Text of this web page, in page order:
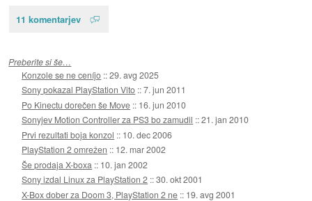
11 komentarjev
Preberite si še…
Konzole se ne ceníjo ::29. avg 2025
Sony pokazal PlayStation Vito ::7. jun 2011
Po Kinectu dorečen še Move :: 16. jun 2010
Sonyjev Motion Controller za PS3 bo zamudil ::21. jan 2010
Prvi rezultati boja konzol :: 10. dec 2006
PlayStation 2 omrežen :: 12. mar 2002
Še prodaja X-boxa :: 10. jan 2002
Sony izdal Linux za PlayStation 2 ::30. okt 2001
X-Box dober za Doom 3, PlayStation 2 ne :: 19. avg 2001